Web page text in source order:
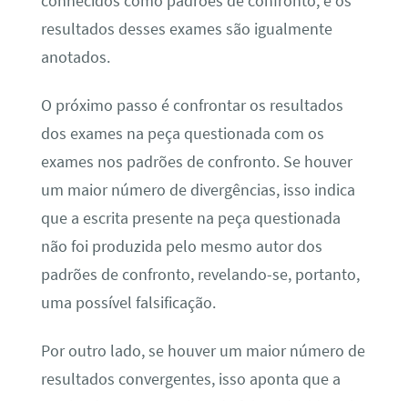
resultados desses exames são igualmente
anotados.
O próximo passo é confrontar os resultados
dos exames na peça questionada com os
exames nos padrões de confronto. Se houver
um maior número de divergências, isso indica
que a escrita presente na peça questionada
não foi produzida pelo mesmo autor dos
padrões de confronto, revelando-se, portanto,
uma possível falsificação.
Por outro lado, se houver um maior número de
resultados convergentes, isso aponta que a